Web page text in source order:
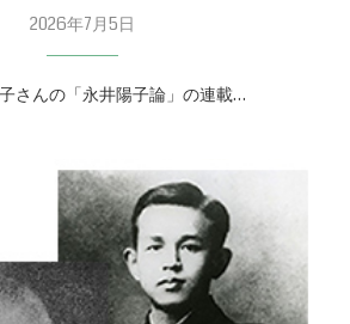
2026年7月5日
さんの「永井陽子論」の連載…